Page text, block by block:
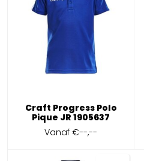
Craft Progress Polo
Pique JR 1905637
Vanaf€--,--